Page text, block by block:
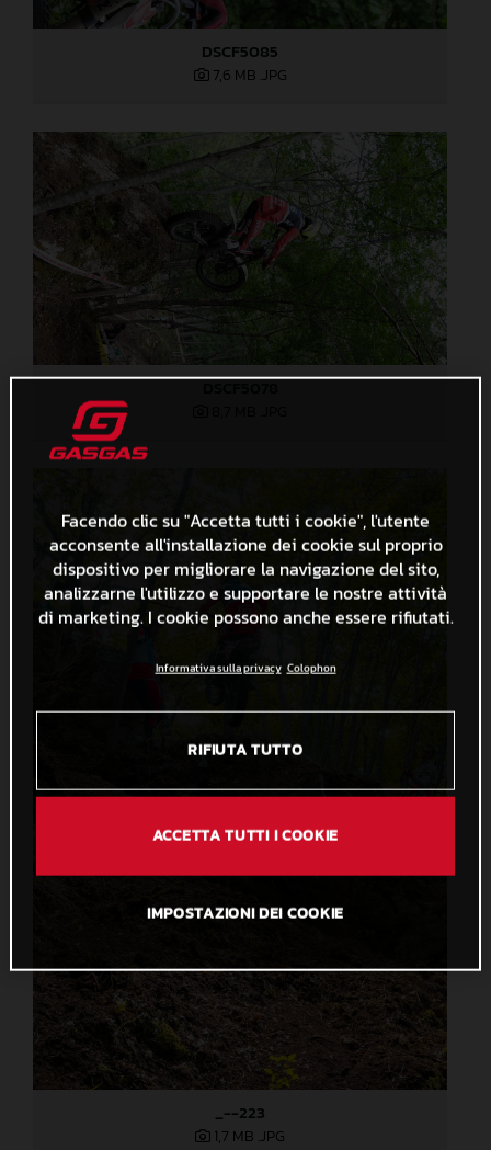
DSCF5085
7,6 MB .JPG
DSCF5078
_--223
1,7 MB .JPG
Facendo clic su "Accetta tutti i cookie", l'utente
acconsente all'installazione dei cookie sul proprio
dispositivo per migliorare la navigazione del sito,
analizzarne l'utilizzo e supportare le nostre attività
di marketing. I cookie possono anche essere rifiutati.
Informativa sulla privacy Colophon
RIFIUTA TUTTO
ACCETTA TUTTI I COOKIE
IMPOSTAZIONI DEI COOKIE